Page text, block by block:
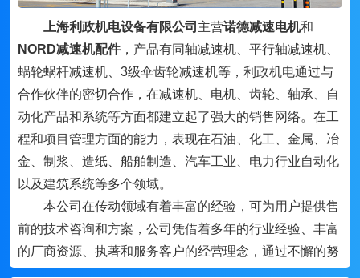
上海利政机电设备有限公司 主营诺德减速电机和
NORD减速机配件，产品有同轴减速机、平行轴减速机、
蜗轮蜗杆减速机、3级伞齿轮减速机等，利政机电通过与
合作伙伴的密切合作，在减速机、电机、齿轮、轴承、自
动化产品和系统等方面都建立起了强大的销售网络。在工
程和项目管理方面的能力，表现在石油、化工、金属、冶
金、制浆、造纸、船舶制造、汽车工业、电力行业自动化
以及建筑系统等多个领域。
本公司在传动领域有着丰富的经验，可为用户提供售
前的技术咨询和方案，公司凭借着多年的行业经验、丰富
的厂商资源、执著和服务客户的经营理念，通过不懈的努
力，与国内外的机电行业品牌及许多厂家密切合作，形成